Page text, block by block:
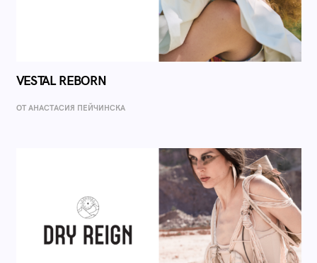
VESTAL REBORN
ОТ AНАСТАСИЯ ПЕЙЧИНСКА